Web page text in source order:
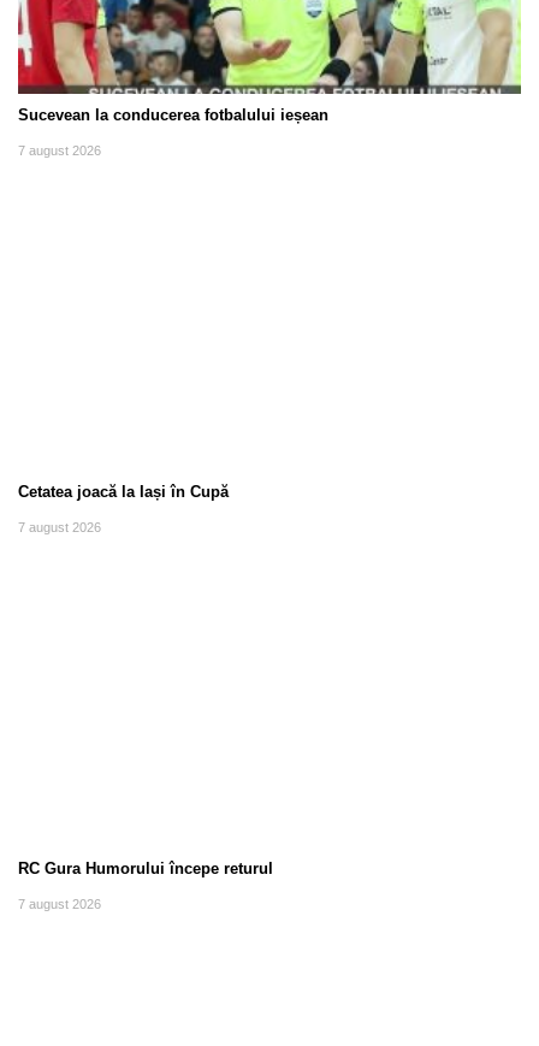
Sucevean la conducerea fotbalului ieșean
7 august 2026
Cetatea joacă la Iași în Cupă
7 august 2026
RC Gura Humorului începe returul
7 august 2026